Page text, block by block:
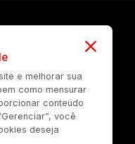
e melhorar sua
como mensurar
conteúdo
você
deseja